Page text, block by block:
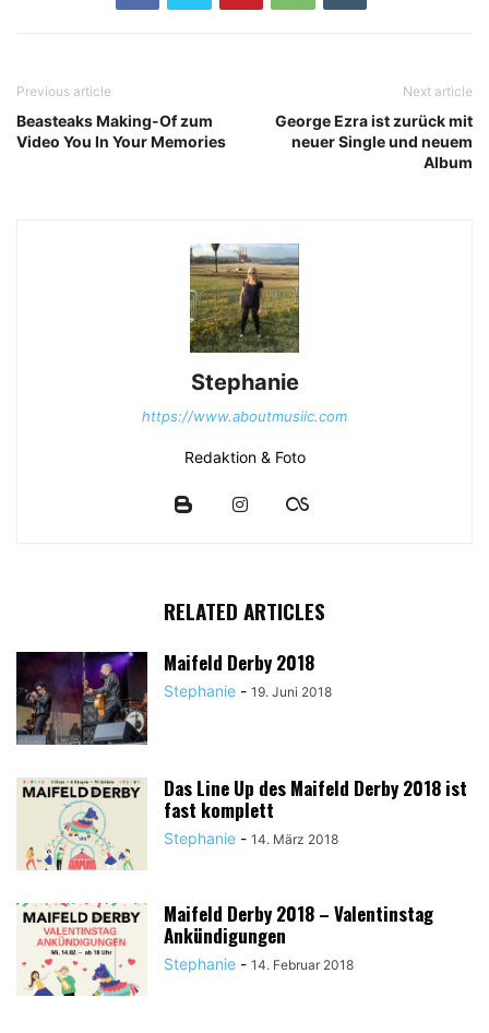
Previous article
Beasteaks Making-Of zum
Video You In Your Memories
Next article
George Ezra ist zurück mit
neuer Single und neuem
Album
Stephanie
https://www.aboutmusiic.com
Redaktion & Foto
RELATED ARTICLES
Maifeld Derby 2018
Stephanie - 19. Juni 2018
Das Line Up des Maifeld Derby 2018 ist
fast komplett
Stephanie - 14. März 2018
Maifeld Derby 2018 – Valentinstag
Ankündigungen
Stephanie - 14. Februar 2018